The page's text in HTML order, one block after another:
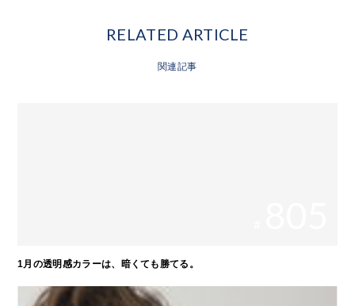
RELATED ARTICLE
関連記事
1月の透明感カラーは、暗くても勝てる。